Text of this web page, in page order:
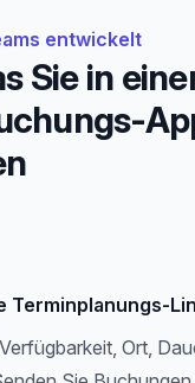
entwickelt
Sie in
Terminplanungs-
Ort,